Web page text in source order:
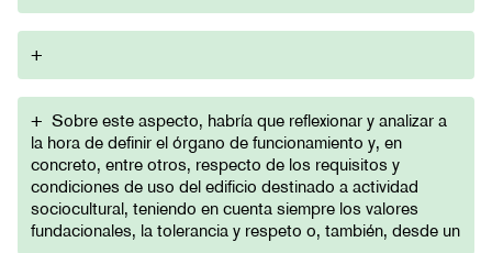
+
+ Sobre este aspecto, habría que reflexionar y analizar a
la hora de definir el órgano de funcionamiento y, en
concreto, entre otros, respecto de los requisitos y
condiciones de uso del edificio destinado a actividad
sociocultural, teniendo en cuenta siempre los valores
fundacionales, la tolerancia y respeto o, también, desde un